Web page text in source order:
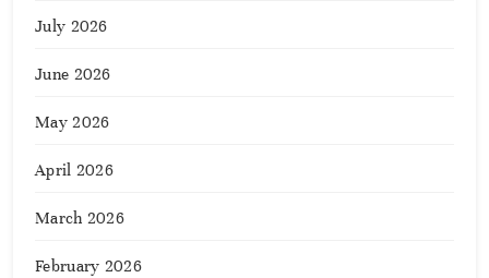
July 2026
June 2026
May 2026
April 2026
March 2026
February 2026